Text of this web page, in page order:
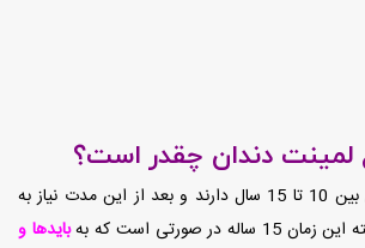
لمینت دندان چقدر است؟
معمولا لمینت ها عمری بین 10 تا 15 سال دارند و بعد از این مدت نیاز به
در صورتی است که به
بایدها و